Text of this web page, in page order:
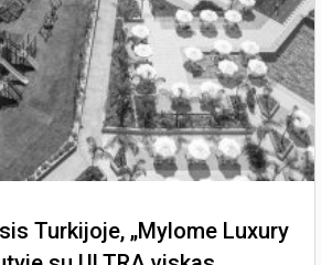
Turkijoje, „Mylome Luxury